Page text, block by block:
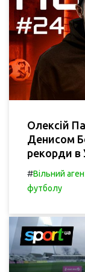
Олексій
Денисом
рекорди
#Вільний
футболу